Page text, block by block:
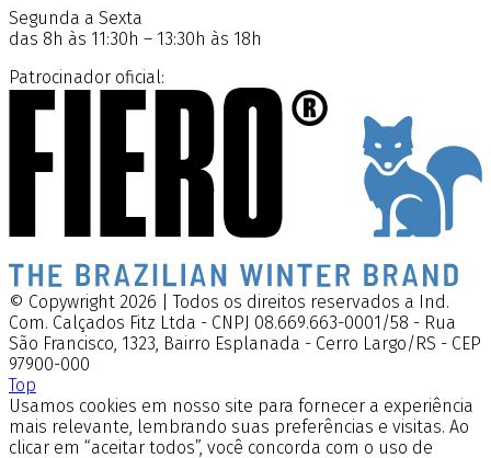
Segunda a Sexta
das 8h às 11:30h – 13:30h às 18h
Patrocinador oficial:
© Copywright 2026 | Todos os direitos reservados a Ind.
Com. Calçados Fitz Ltda - CNPJ 08.669.663-0001/58 - Rua
São Francisco, 1323, Bairro Esplanada - Cerro Largo/RS - CEP
97900-000
Top
Usamos cookies em nosso site para fornecer a experiência
mais relevante, lembrando suas preferências e visitas. Ao
clicar em “aceitar todos”, você concorda com o uso de